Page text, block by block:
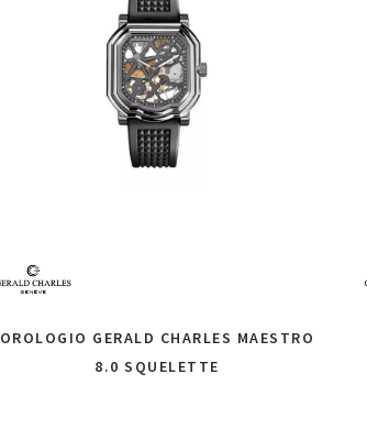
OROLOGIO GERALD CHARLES MAESTRO
8.0 SQUELETTE